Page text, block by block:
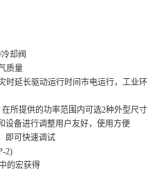
却阀
质量
时延长驱动运行时间 市电运行，工业环
在所提供的功率范围内可选2种外型尺寸
设备进行调整用户友好，使用方便
即可快速调试
2)
的宏获得